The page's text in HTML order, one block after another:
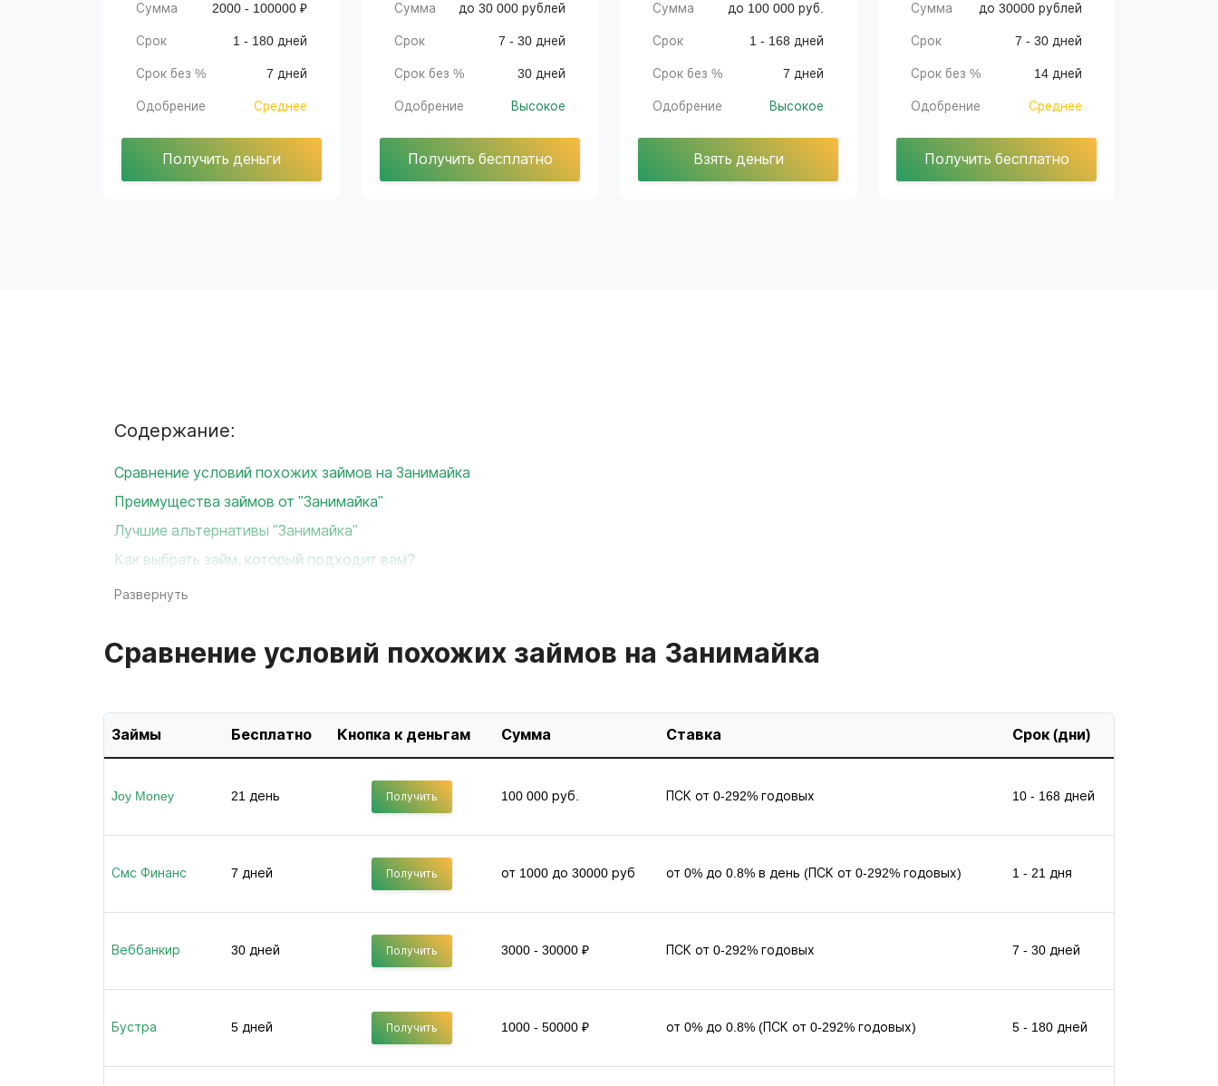
Сумма 2000 - 100000 ₽
Срок 1 - 180 дней
Срок без % 7 дней
Одобрение Среднее
Получить деньги
Сумма до 30 000 рублей
Срок 7 - 30 дней
Срок без % 30 дней
Одобрение Высокое
Получить бесплатно
Сумма до 100 000 руб.
Срок 1 - 168 дней
Срок без % 7 дней
Одобрение Высокое
Взять деньги
Сумма до 30000 рублей
Срок 7 - 30 дней
Срок без % 14 дней
Одобрение Среднее
Получить бесплатно
Содержание:
Сравнение условий похожих займов на Занимайка
Преимущества займов от "Занимайка"
Лучшие альтернативы "Занимайка"
Как выбрать займ, который подходит вам?
Развернуть
Сравнение условий похожих займов на Занимайка
Займы Бесплатно Кнопка к деньгам Сумма Ставка Срок (дни)
Joy Money 21 день Получить 100 000 руб. ПСК от 0-292% годовых 10 - 168 дней
Смс Финанс 7 дней Получить от 1000 до 30000 руб от 0% до 0.8% в день (ПСК от 0-292% годовых) 1 - 21 дня
Веббанкир 30 дней Получить 3000 - 30000 ₽ ПСК от 0-292% годовых 7 - 30 дней
Бустра 5 дней Получить 1000 - 50000 ₽ от 0% до 0.8% (ПСК от 0-292% годовых) 5 - 180 дней